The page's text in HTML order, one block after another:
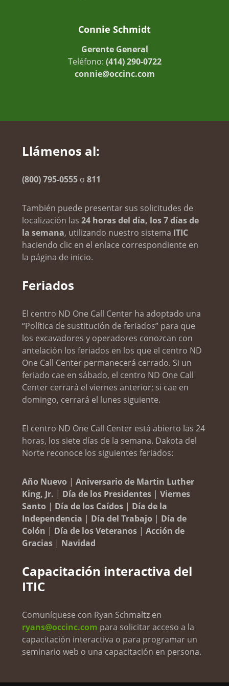
Connie Schmidt
Gerente General
Teléfono: (414) 290-0722
connie@occinc.com
Llámenos al:
(800) 795-0555 o811
También puede presentar sus solicitudes de
localización las24 horas del día, los 7 días de
la semana, utilizando nuestro sistema ITIC
haciendo clic en el enlace correspondiente en
la página de inicio.
Feriados
El centro ND One Call Center ha adoptado una
“Política de sustitución de feriados” para que
los excavadores y operadores conozcan con
antelación los feriados en los que el centro ND
One Call Center permanecerá cerrado. Si un
feriado cae en sábado, el centro ND One Call
Center cerrará el viernes anterior; si cae en
domingo, cerrará el lunes siguiente.
El centro ND One Call Center está abierto las 24
horas, los siete días de la semana. Dakota del
Norte reconoce los siguientes feriados:
Año Nuevo |Aniversario de Martin Luther
King, Jr. | Día de los Presidentes |Viernes
Santo | Día de los Caídos | Día de la
Independencia | Día del Trabajo | Día de
Colón | Día de los Veteranos |Acción de
Gracias | Navidad
Capacitación interactiva del
ITIC
Comuníquese con Ryan Schmaltz en
ryans@occinc.com para solicitar acceso a la
capacitación interactiva o para programar un
seminario web o una capacitación en persona.